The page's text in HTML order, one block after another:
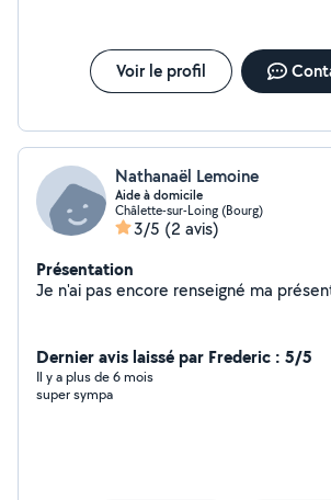
Voir le profil
Nathanaël Lemoine
Aide à domicile
Châlette-sur-Loing (Bourg)
3/5 (2 avis)
Présentation
Je n'ai pas encore
Dernier avis laissé par Frederic : 5/5
Il y a plus de 6 mois
super sympa